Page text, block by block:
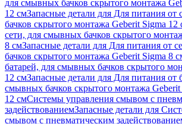
для смывных бачков скрытого монтажа
12 смЗапасные детали для Для питания от
бачков скрытого монтажа Geberit Sigma 12
сети, для смывных бачков скрытого
8 смЗапасные детали для Для питания от
бачков скрытого монтажа Geberit Sigma 8
батарей, для смывных бачков скрытого
12 смЗапасные детали для Для питания от
смывных бачков скрытого монтажа Geberit
12 смСистемы управления смывом с
задействованиемЗапасные детали для
смывом с пневматическим